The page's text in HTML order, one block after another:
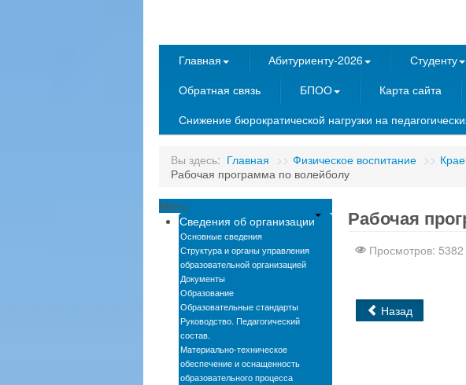
Главная Абитуриенту-2026 Студенту
Обратная связь
БПОО Карта сайта
Снижение бюрократической нагрузки на
Вы здесь: Главная >> Физическое воспитание >>
Рабочая программа по волейболу
Menu
Сведения об организации
Основные сведения
Структура и органы управления
образовательной организацией
Документы
Образование
Образовательные стандарты
Руководство. Педагогический
состав.
Материально-техническое
обеспечение и оснащенность
образовательного процесса
Интернет-магазин
Рабочая
Просмотров: 5382
Назад